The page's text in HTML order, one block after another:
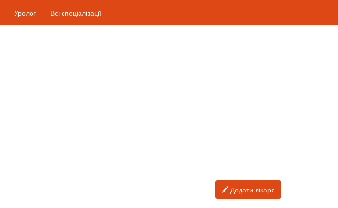
Уролог Всі спеціалізації
Додати лікаря